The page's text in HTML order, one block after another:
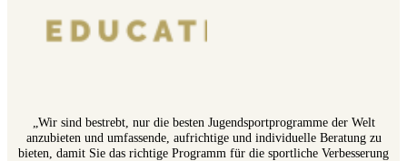
„Wir sind bestrebt, nur die besten Jugendsportprogramme der Welt
anzubieten und umfassende, aufrichtige und individuelle Beratung zu
bieten, damit Sie das richtige Programm für die sportliche Verbesserung